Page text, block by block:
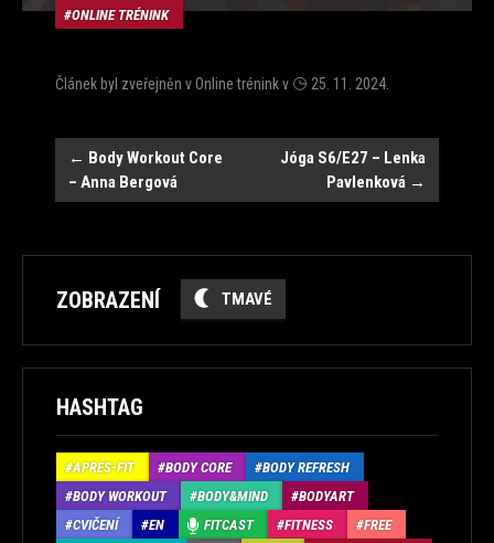
ONLINE TRÉNINK
Článek byl zveřejněn vOnline tréninkv 25. 11. 2024
Navigace
← Body Workout Core
– Anna Bergová
Jóga S6/E27 – Lenka
Pavlenková →
ZOBRAZENÍ TMAVÉ
HASHTAG
APRÉS-FIT BODY CORE
BODY REFRESH
BODY WORKOUT
BODY&MIND
BODYART
CVIČENÍ
EN FITCAST FITNESS
FREE